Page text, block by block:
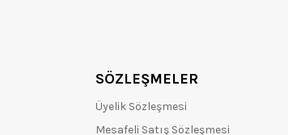
SÖZLEŞMELER
Üyelik Sözleşmesi
Mesafeli Satış Sözleşmesi